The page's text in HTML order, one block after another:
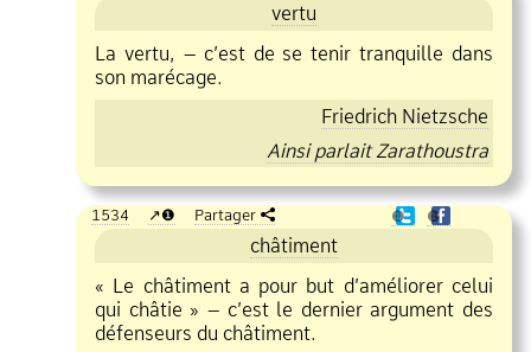
vertu
La vertu, – c’est de se tenir tranquille dans
son marécage.
Friedrich Nietzsche
Ainsi parlait Zarathoustra
1534 ❶ Partager ❶ ❶
châtiment
« Le châtiment a pour but d’améliorer celui
qui châtie » – c’est le dernier argument des
défenseurs du châtiment.